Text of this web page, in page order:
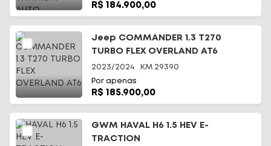
R$ 184.900,00
Jeep COMMANDER 1.3 T270
TURBO FLEX OVERLAND AT6
2023/2024 KM 29390
Por apenas
R$ 185.900,00
GWM HAVAL H6 1.5 HEV E-
TRACTION